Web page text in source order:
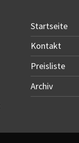
Startseite
Kontakt
Preisliste
Archiv